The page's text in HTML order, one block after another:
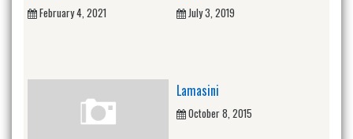
February 4, 2021 July 3, 2019
Lamasini
October 8, 2015